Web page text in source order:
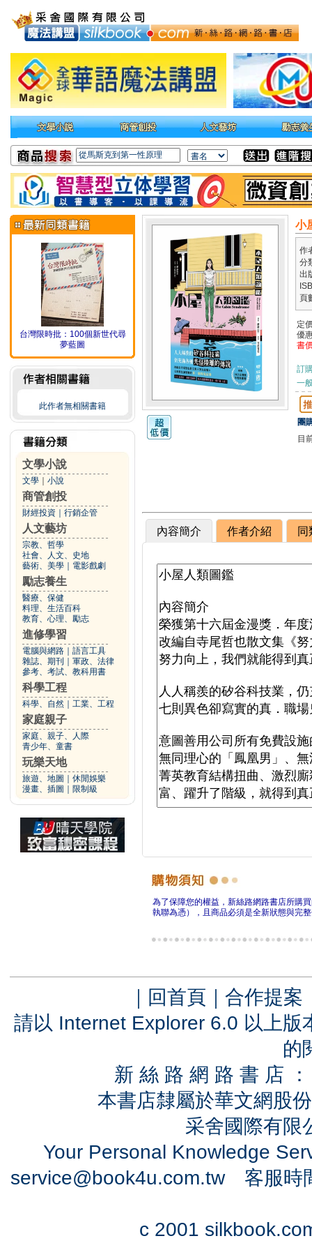
台灣限時批：100個新世代尋
夢藍圖
此作者無相關書籍
文學小說
文學 小說
商管創投
財經投資 行銷企管
人文藝坊
宗教、哲學
社會、人文、史地
藝術、美學
電影戲劇
勵志養生
醫療、保健
料理、生活百科
教育、心理、勵志
進修學習
電腦與網路
語言工具
雜誌、期刊
軍政、法律
參考、考試、教科用書
科學工程
科學、自然 工業、工程
家庭親子
家庭、親子、人際
青少年、童書
玩樂天地
旅遊、地圖
休閒娛樂
漫畫、插圖
限制級
小
作
分
出
頁
定
優
書
訂
一
團
目
內容簡介 作者介紹 同
為了保障您的權益，新絲路網路書店所購
執聯為憑），且商品必須是全新狀態與完
｜ 回首頁 ｜ 合作提案
請以 Internet Explorer 6.0 以上
的
新 絲 路 網 路 書 店
本書店隸屬於華文網股
采舍國際有
Your Personal Knowledge
service@book4u.com.tw客服時
c 2001